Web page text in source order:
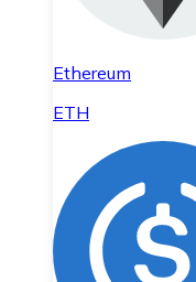
Ethereum
ETH